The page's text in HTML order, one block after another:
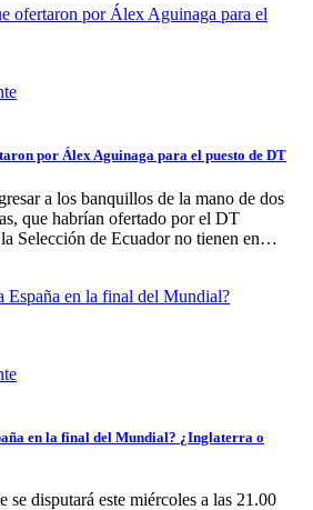
por Álex Aguinaga para el puesto de DT
a los banquillos de la mano de dos
que habrían ofertado por el DT
Selección de Ecuador no tienen en…
en la final del Mundial? ¿Inglaterra o
se disputará este miércoles a las 21.00